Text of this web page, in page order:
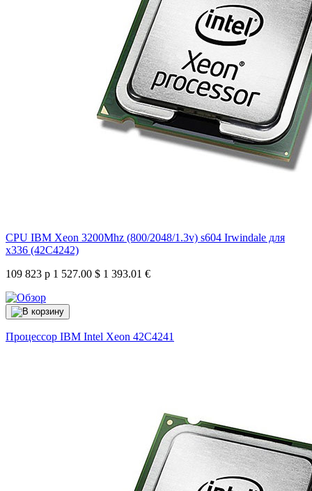
CPU IBM Xeon 3200Mhz (800/2048/1.3v) s604 Irwindale для
x336 (42C4242)
109 823 р 1 527.00 $ 1 393.01 €
Процессор IBM Intel Xeon 42C4241